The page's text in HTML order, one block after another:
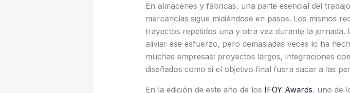
En almacenes y fábricas, una parte esencial del
mercancías sigue midiéndose en pasos. Los mismos
trayectos repetidos una y otra vez durante la jornada.
aliviar ese esfuerzo, pero demasiadas veces lo ha
muchas empresas: proyectos largos, integraciones
diseñados como si el objetivo final fuera sacar a las
En la edición de este año de los IFOY Awards, uno de